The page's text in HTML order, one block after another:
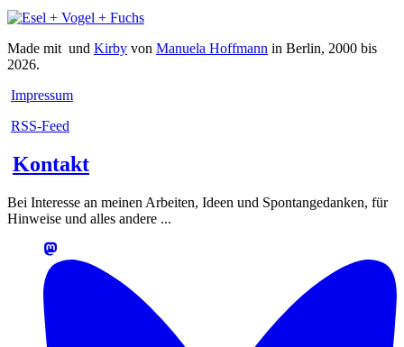
Made mit und Kirby von Manuela Hoffmann in Berlin, 2000 bis
2026.
Impressum
RSS-Feed
Kontakt
Bei Interesse an meinen Arbeiten, Ideen und Spontangedanken, für
Hinweise und alles andere ...